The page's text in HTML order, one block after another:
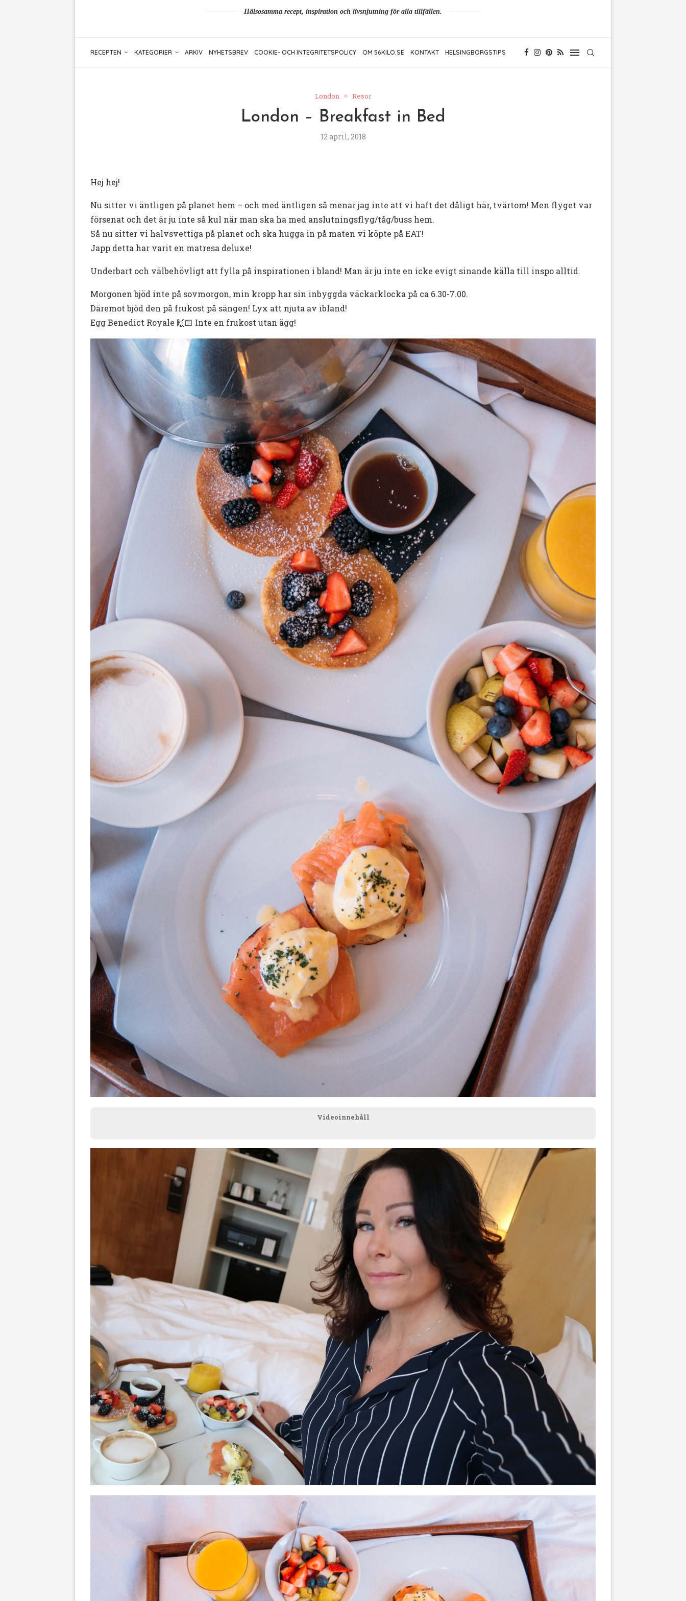
Hälsosamma recept, inspiration och livsnjutning för alla tillfällen.
RECEPTEN KATEGORIER ARKIV NYHETSBREV COOKIE- OCH INTEGRITETSPOLICY OM 56KILO.SE KONTAKT HELSINGBORGSTIPS
London Resor
London – Breakfast in Bed
12 april, 2018
Hej hej!
Nu sitter vi äntligen på planet hem – och med äntligen så menar jag inte att vi haft det dåligt här, tvärtom! Men flyget var
försenat och det är ju inte så kul när man ska ha med anslutningsflyg/tåg/buss hem.
Så nu sitter vi halvsvettiga på planet och ska hugga in på maten vi köpte på EAT!
Japp detta har varit en matresa deluxe!
Underbart och välbehövligt att fylla på inspirationen i bland! Man är ju inte en icke evigt sinande källa till inspo alltid.
Morgonen bjöd inte på sovmorgon, min kropp har sin inbyggda väckarklocka på ca 6.30-7.00.
Däremot bjöd den på frukost på sängen! Lyx att njuta av ibland!
Egg Benedict Royale 🙌🏻 Inte en frukost utan ägg!
Videoinnehåll